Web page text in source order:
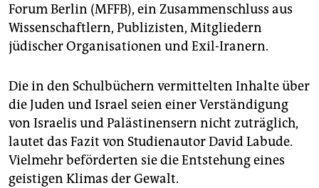
Forum Berlin (MFFB), ein Zusammenschluss aus
Wissenschaftlern, Publizisten, Mitgliedern
jüdischer Organisationen und Exil-Iranern.
Die in den Schulbüchern vermittelten Inhalte über
die Juden und Israel seien einer Verständigung
von Israelis und Palästinensern nicht zuträglich,
lautet das Fazit von Studienautor David Labude.
Vielmehr beförderten sie die Entstehung eines
geistigen Klimas der Gewalt.